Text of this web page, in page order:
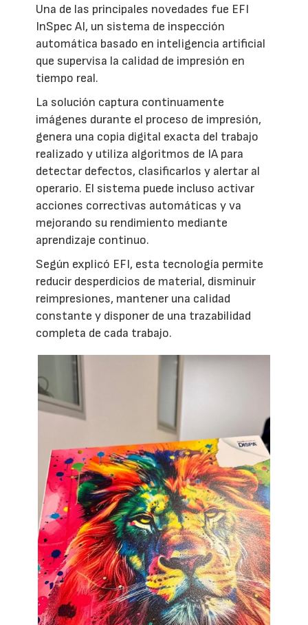
Una de las principales novedades fue EFI
InSpec AI, un sistema de inspección
automática basado en inteligencia artificial
que supervisa la calidad de impresión en
tiempo real.
La solución captura continuamente
imágenes durante el proceso de impresión,
genera una copia digital exacta del trabajo
realizado y utiliza algoritmos de IA para
detectar defectos, clasificarlos y alertar al
operario. El sistema puede incluso activar
acciones correctivas automáticas y va
mejorando su rendimiento mediante
aprendizaje continuo.
Según explicó EFI, esta tecnología permite
reducir desperdicios de material, disminuir
reimpresiones, mantener una calidad
constante y disponer de una trazabilidad
completa de cada trabajo.